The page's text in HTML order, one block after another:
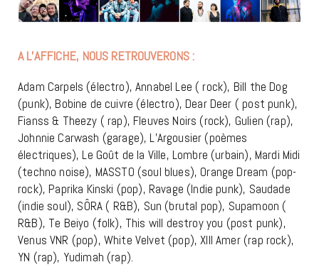
A L’AFFICHE, NOUS RETROUVERONS :
Adam Carpels (électro), Annabel Lee ( rock), Bill the Dog
(punk), Bobine de cuivre (électro), Dear Deer ( post punk),
Fianss & Theezy ( rap), Fleuves Noirs (rock), Gulien (rap),
Johnnie Carwash (garage), L’Argousier (poèmes
électriques), Le Goût de la Ville, Lombre (urbain), Mardi Midi
(techno noise), MASSTO (soul blues), Orange Dream (pop-
rock), Paprika Kinski (pop), Ravage (Indie punk), Saudade
(indie soul), SÔRA ( R&B), Sun (brutal pop), Supamoon (
R&B), Te Beiyo (folk), This will destroy you (post punk),
Venus VNR (pop), White Velvet (pop), XIII Amer (rap rock),
YN (rap), Yudimah (rap).